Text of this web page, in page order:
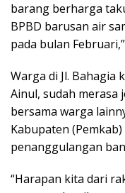
barang berharga
BPBD barusan air
pada bulan
Warga di Jl. Bahagia
Ainul, sudah merasa
bersama warga
Kabupaten
penanggulangan
“Harapan kita dari